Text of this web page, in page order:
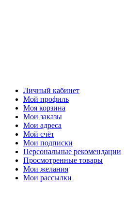
Личный кабинет
Мой профиль
Моя корзина
Мои заказы
Мои адреса
Мой счёт
Мои подписки
Персональные рекомендации
Просмотренные товары
Мои желания
Мои рассылки